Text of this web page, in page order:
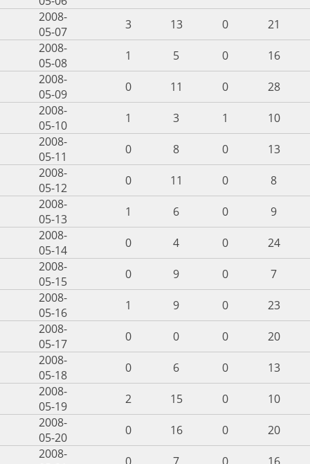
2008-
05-07
3 13 0
21
2008-
05-08
1 5 0
16
2008-
05-09
0 11 0
28
2008-
05-10
1 3 1
10
2008-
05-11
0 8 0
13
2008-
05-12
0 11 0
8
2008-
05-13
1 6 0
9
2008-
05-14
0 4 0
24
2008-
05-15
0 9 0
7
2008-
05-16
1 9 0
23
2008-
05-17
0 0 0
20
2008-
05-18
0 6 0
13
2008-
05-19
2 15 0
10
2008-
05-20
0 16 0
20
2008-
0 7 0
16